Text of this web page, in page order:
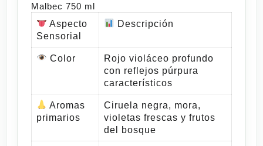
Malbec 750 ml
Aspecto
Sensorial
Descripción
Color
Rojo violáceo profundo
con reflejos púrpura
característicos
Aromas
primarios
Ciruela negra, mora,
violetas frescas y frutos
del bosque